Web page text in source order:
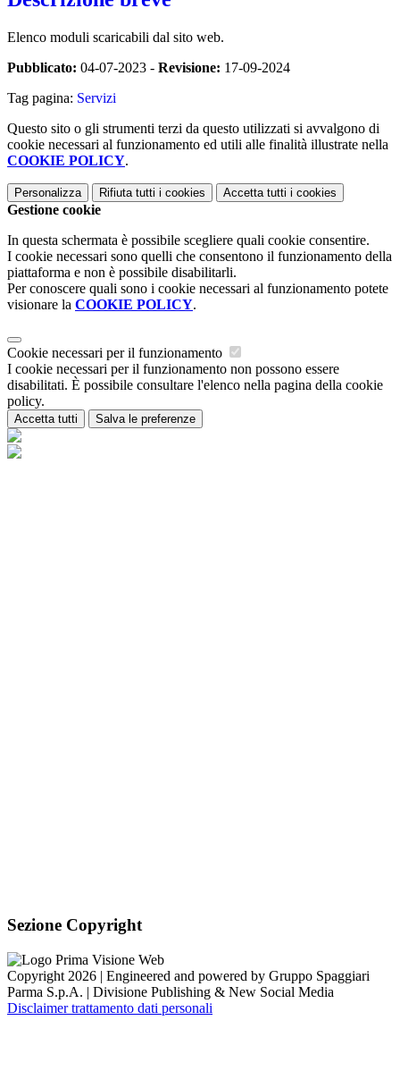
Elenco moduli scaricabili dal sito web.
Pubblicato: 04-07-2023 - Revisione: 17-09-2024
Tag pagina: Servizi
Questo sito o gli strumenti terzi da questo utilizzati si avvalgono di
cookie necessari al funzionamento ed utili alle finalità illustrate nella
COOKIE POLICY.
Personalizza Rifiuta tutti i cookies Accetta tutti i cookies
Gestione cookie
In questa schermata è possibile scegliere quali cookie consentire.
I cookie necessari sono quelli che consentono il funzionamento della
piattaforma e non è possibile disabilitarli.
Per conoscere quali sono i cookie necessari al funzionamento potete
visionare la COOKIE POLICY.
Cookie necessari per il funzionamento
I cookie necessari per il funzionamento non possono essere
disabilitati. È possibile consultare l'elenco nella pagina della cookie
policy.
Accetta tutti Salva le preferenze
Sezione Copyright
Copyright 2026 | Engineered and powered by Gruppo Spaggiari
Parma S.p.A. | Divisione Publishing & New Social Media
Disclaimer trattamento dati personali